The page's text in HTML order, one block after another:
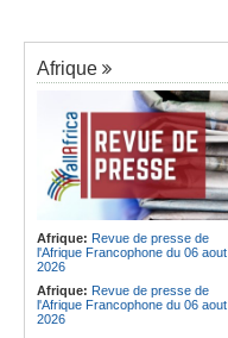
Afrique
Afrique: Revue de presse de
l'Afrique Francophone du 06 aout
2026
Afrique: Revue de presse de
l'Afrique Francophone du 06 aout
2026